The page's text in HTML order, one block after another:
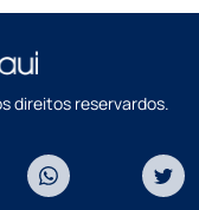
direitos reservardos.